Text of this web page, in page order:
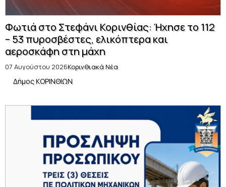
Φωτιά στο Στεφάνι Κορινθίας: Ήχησε το 112
– 53 πυροσβέστες, ελικόπτερα και
αεροσκάφη στη μάχη
07 Αυγούστου 2026Κορινθιακά Νέα
Δήμος ΚΟΡΙΝΘΙΩΝ